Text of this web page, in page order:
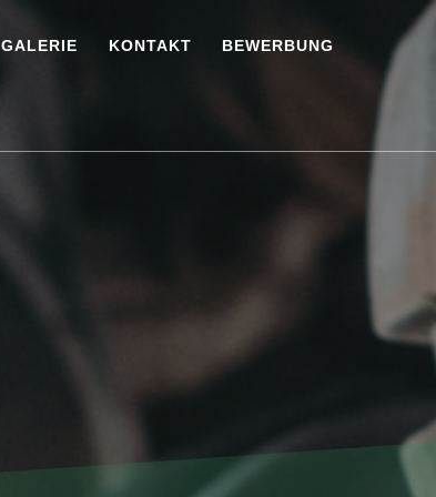
GALERIE KONTAKT BEWERBUNG